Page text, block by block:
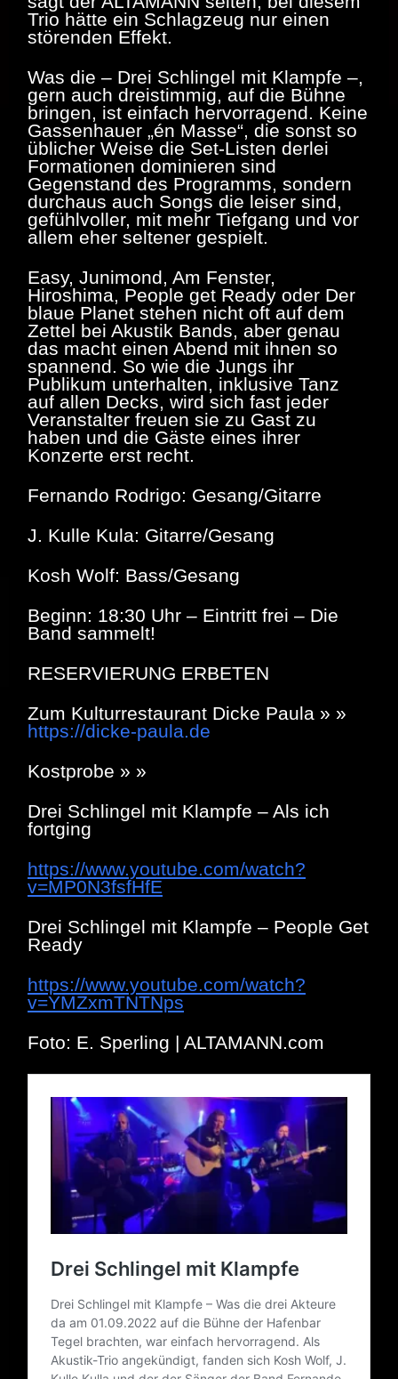
Trio hätte ein Schlagzeug nur einen
störenden Effekt.
Was die – Drei Schlingel mit Klampfe –,
gern auch dreistimmig, auf die Bühne
bringen, ist einfach hervorragend. Keine
Gassenhauer „én Masse“, die sonst so
üblicher Weise die Set-Listen derlei
Formationen dominieren sind
Gegenstand des Programms, sondern
durchaus auch Songs die leiser sind,
gefühlvoller, mit mehr Tiefgang und vor
allem eher seltener gespielt.
Easy, Junimond, Am Fenster,
Hiroshima, People get Ready oder Der
blaue Planet stehen nicht oft auf dem
Zettel bei Akustik Bands, aber genau
das macht einen Abend mit ihnen so
spannend. So wie die Jungs ihr
Publikum unterhalten, inklusive Tanz
auf allen Decks, wird sich fast jeder
Veranstalter freuen sie zu Gast zu
haben und die Gäste eines ihrer
Konzerte erst recht.
Fernando Rodrigo: Gesang/Gitarre
J. Kulle Kula: Gitarre/Gesang
Kosh Wolf: Bass/Gesang
Beginn: 18:30 Uhr – Eintritt frei – Die
Band sammelt!
RESERVIERUNG ERBETEN
Zum Kulturrestaurant Dicke Paula » »
https://dicke-paula.de
Kostprobe » »
Drei Schlingel mit Klampfe – Als ich
fortging
https://www.youtube.com/watch?
v=MP0N3fsfHfE
Drei Schlingel mit Klampfe – People Get
Ready
https://www.youtube.com/watch?
v=YMZxmTNTNps
Foto: E. Sperling | ALTAMANN.com